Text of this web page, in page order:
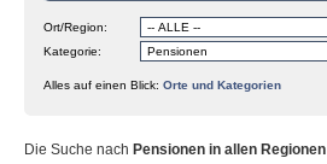
Ort/Region:
Kategorie:
Alles auf einen Blick: Orte und Kategorien
Die Suche nach Pensionen in allen Regionen